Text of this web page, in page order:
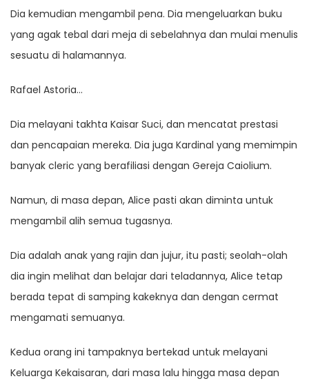
Dia kemudian mengambil pena. Dia mengeluarkan buku
yang agak tebal dari meja di sebelahnya dan mulai menulis
sesuatu di halamannya.
Rafael Astoria…
Dia melayani takhta Kaisar Suci, dan mencatat prestasi
dan pencapaian mereka. Dia juga Kardinal yang memimpin
banyak cleric yang berafiliasi dengan Gereja Caiolium.
Namun, di masa depan, Alice pasti akan diminta untuk
mengambil alih semua tugasnya.
Dia adalah anak yang rajin dan jujur, itu pasti; seolah-olah
dia ingin melihat dan belajar dari teladannya, Alice tetap
berada tepat di samping kakeknya dan dengan cermat
mengamati semuanya.
Kedua orang ini tampaknya bertekad untuk melayani
Keluarga Kekaisaran, dari masa lalu hingga masa depan